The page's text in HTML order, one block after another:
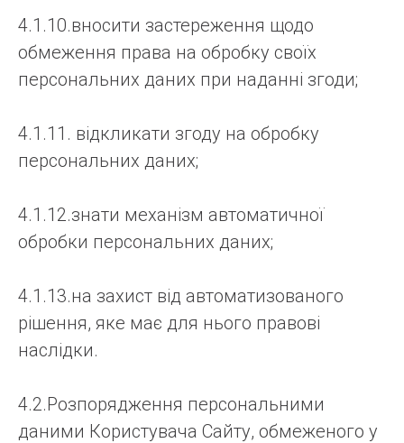
4.1.10.вносити застереження щодо
обмеження права на обробку своїх
персональних даних при наданні згоди;
4.1.11. відкликати згоду на обробку
персональних даних;
4.1.12.знати механізм автоматичної
обробки персональних даних;
4.1.13.на захист від автоматизованого
рішення, яке має для нього правові
наслідки.
4.2.Розпорядження персональними
даними Користувача Сайту, обмеженого у